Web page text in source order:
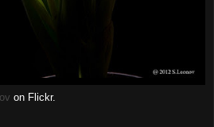
on Flickr.